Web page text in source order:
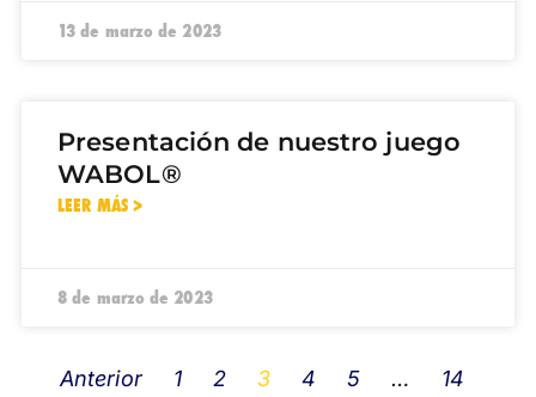
13 de marzo de 2023
Presentación de nuestro juego
WABOL®
LEER MÁS >
8 de marzo de 2023
Anterior 1 2 3 4 5 …
14